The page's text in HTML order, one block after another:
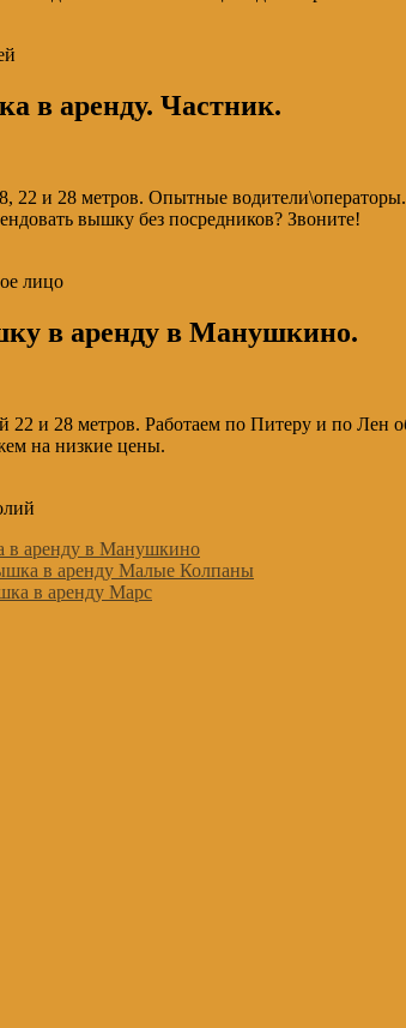
в аренду. Частник.
и 28 метров. Опытные
вышку без посредников? Звоните!
лицо
в аренду в Манушкино.
22 и 28 метров. Работаем по Питеру и по Лен
на низкие цены.
в аренду в Манушкино
в аренду Малые Колпаны
в аренду Марс